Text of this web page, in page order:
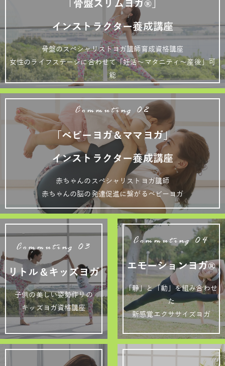
「骨盤スリムヨガ®」
インストラクター養成講座
骨盤のスペシャリストヨガ講師育成資格講座
女性のライフステージに合わせて「妊活～マタニティ～産後」可
能
Commuting 02
「ベビーヨガ＆ママヨガ」
インストラクター養成講座
赤ちゃんのスペシャリストヨガ講師
赤ちゃんの脳の発達促進に繋がるベビーヨガ
Commuting 03
リトル＆キッズヨガ
子供の美しい姿勢作りの
キッズヨガ資格講座
Commuting 04
エモーションヨガ®
「静」と「動」を組み合わせ
た
新感覚エクササイズヨガ